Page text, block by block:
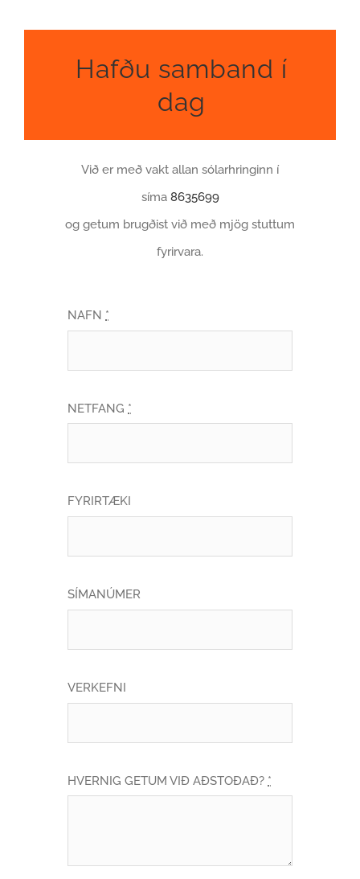
Hafðu samband í
dag
Við er með vakt allan sólarhringinn í
síma 8635699
og getum brugðist við með mjög stuttum
fyrirvara.
NAFN *
NETFANG *
FYRIRTÆKI
SÍMANÚMER
VERKEFNI
HVERNIG GETUM VIÐ AÐSTOÐAÐ? *